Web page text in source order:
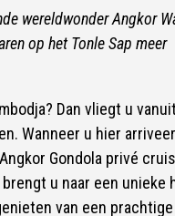
wereldwonder Angkor
op het Tonle Sap meer
Dan vliegt u
Wanneer u hier
Gondola privé
u naar een
van een